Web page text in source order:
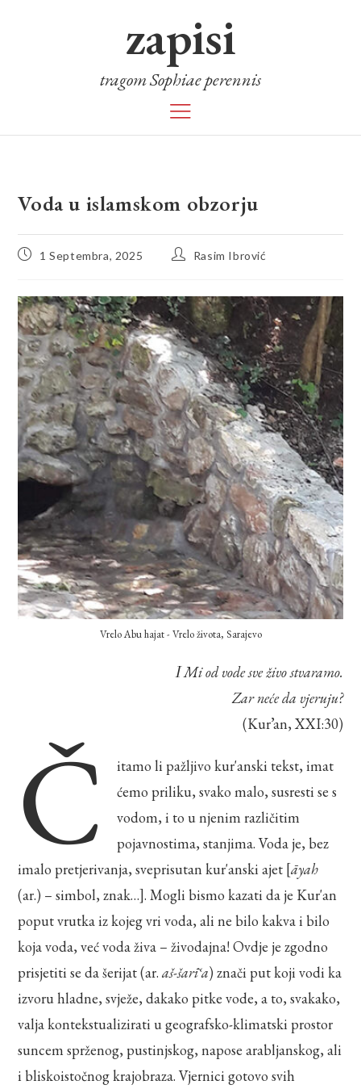
zapisi
tragom Sophiae perennis
Voda u islamskom obzorju
1 Septembra, 2025 Rasim Ibrović
Vrelo Abu hajat - Vrelo života, Sarajevo
I Mi od vode sve živo stvaramo.
Zar neće da vjeruju?
(Kur’an, XXI:30)
Č
itamo li pažljivo kur'anski tekst, imat
ćemo priliku, svako malo, susresti se s
vodom, i to u njenim različitim
pojavnostima, stanjima. Voda je, bez
imalo pretjerivanja, sveprisutan kur'anski ajet [āyah
(ar.) – simbol, znak…]. Mogli bismo kazati da je Kur'an
poput vrutka iz kojeg vri voda, ali ne bilo kakva i bilo
koja voda, već voda živa – živodajna! Ovdje je zgodno
prisjetiti se da šerijat (ar.aš-šarīʿa) znači put koji vodi ka
izvoru hladne, svježe, dakako pitke vode, a to, svakako,
valja kontekstualizirati u geografsko-klimatski prostor
suncem sprženog, pustinjskog, napose arabljanskog, ali
i bliskoistočnog krajobraza. Vjernici gotovo svih